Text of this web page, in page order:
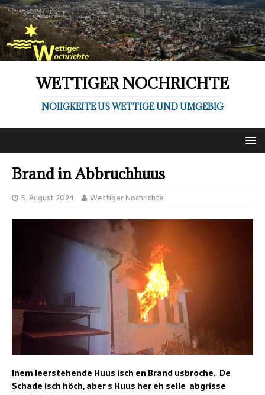
WETTIGER NOCHRICHTE
NOIIGKEITE US WETTIGE UND UMGEBIG
Brand in Abbruchhuus
5. August 2024 Wettiger Nochrichte
Inem leerstehende Huus isch en Brand usbroche. De
Schade isch höch, aber s Huus her eh selle abgrisse